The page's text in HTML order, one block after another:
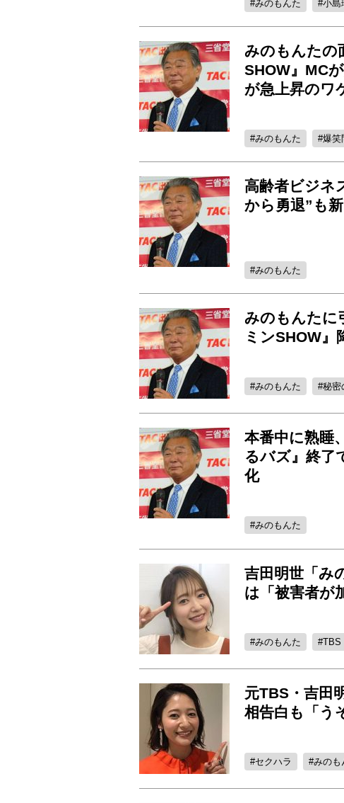
みのもんた 小島
みのもんたの
SHOW』MC
が急上昇のワ
みのもんた 爆笑
高齢者ビジネ
から勇退”も
みのもんた
みのもんたに
ミンSHOW』
みのもんた 秘密
本番中に熟睡
るバズ』終了
化
みのもんた
吉田明世「み
は「被害者が
みのもんた TBS
元TBS・吉田
相告白も「う
セクハラ みのも